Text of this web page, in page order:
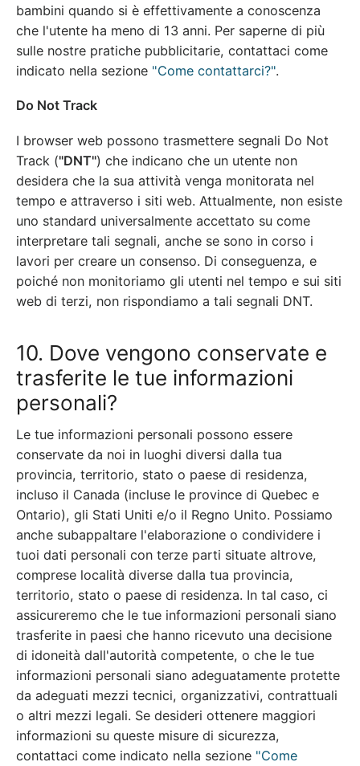
bambini quando si è effettivamente a conoscenza
che l'utente ha meno di 13 anni. Per saperne di più
sulle nostre pratiche pubblicitarie, contattaci come
indicato nella sezione "Come contattarci?".
Do Not Track
I browser web possono trasmettere segnali Do Not
Track ("DNT") che indicano che un utente non
desidera che la sua attività venga monitorata nel
tempo e attraverso i siti web. Attualmente, non esiste
uno standard universalmente accettato su come
interpretare tali segnali, anche se sono in corso i
lavori per creare un consenso. Di conseguenza, e
poiché non monitoriamo gli utenti nel tempo e sui siti
web di terzi, non rispondiamo a tali segnali DNT.
10. Dove vengono conservate e
trasferite le tue informazioni
personali?
Le tue informazioni personali possono essere
conservate da noi in luoghi diversi dalla tua
provincia, territorio, stato o paese di residenza,
incluso il Canada (incluse le province di Quebec e
Ontario), gli Stati Uniti e/o il Regno Unito. Possiamo
anche subappaltare l'elaborazione o condividere i
tuoi dati personali con terze parti situate altrove,
comprese località diverse dalla tua provincia,
territorio, stato o paese di residenza. In tal caso, ci
assicureremo che le tue informazioni personali siano
trasferite in paesi che hanno ricevuto una decisione
di idoneità dall'autorità competente, o che le tue
informazioni personali siano adeguatamente protette
da adeguati mezzi tecnici, organizzativi, contrattuali
o altri mezzi legali. Se desideri ottenere maggiori
informazioni su queste misure di sicurezza,
contattaci come indicato nella sezione "Come